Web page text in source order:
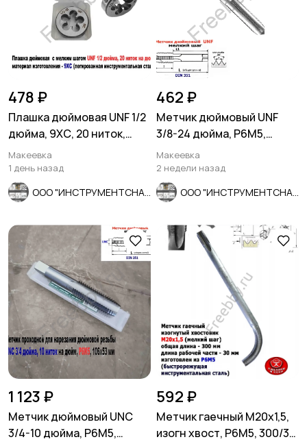
478 ₽
Плашка дюймовая UNF 1/2
дюйма, 9ХС, 20 ниток,
мелкий шаг, 38/10 мм.
Макеевка
1 день назад
462 ₽
Метчик дюймовый UNF
3/8-24 дюйма, Р6М5,
штучный, 24 нитки, 80/34
мм.
Макеевка
2 недели назад
1 123 ₽
Метчик дюймовый UNC
3/4-10 дюйма, Р6М5,
592 ₽
Метчик гаечный М20х1,5,
изогн хвост, Р6М5, 300/30